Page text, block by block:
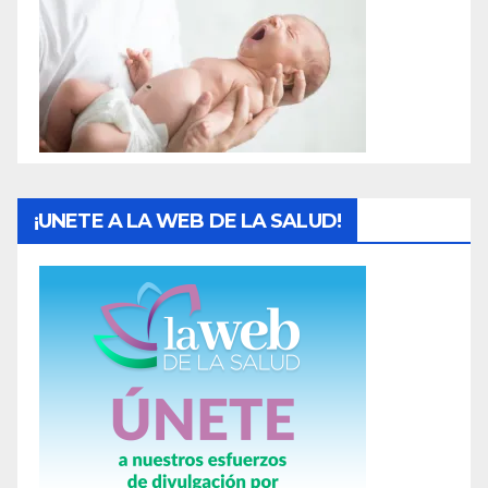
s
¡UNETE A LA WEB DE LA SALUD!